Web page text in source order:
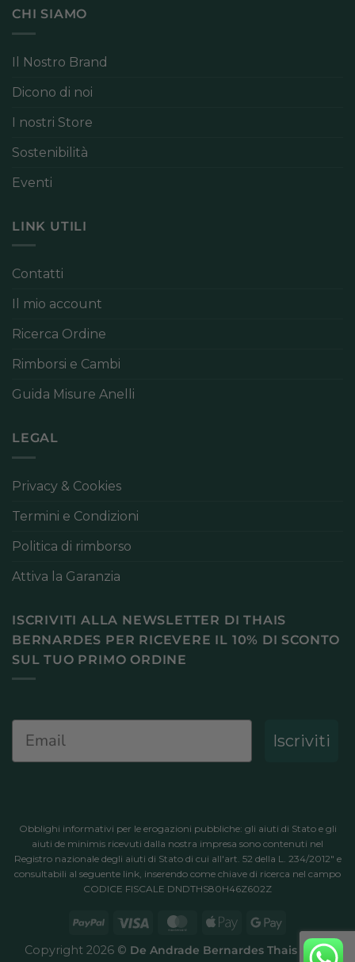
CHI SIAMO
Il Nostro Brand
Dicono di noi
I nostri Store
Sostenibilità
Eventi
LINK UTILI
Contatti
Il mio account
Ricerca Ordine
Rimborsi e Cambi
Guida Misure Anelli
LEGAL
Privacy & Cookies
Termini e Condizioni
Politica di rimborso
Attiva la Garanzia
ISCRIVITI ALLA NEWSLETTER DI THAIS
BERNARDES PER RICEVERE IL 10% DI SCONTO
SUL TUO PRIMO ORDINE
Email
Iscriviti
Obblighi informativi per le erogazioni pubbliche: gli aiuti di Stato e gli
aiuti de minimis ricevuti dalla nostra impresa sono contenuti nel
Registro nazionale degli aiuti di Stato di cui all'art. 52 della L. 234/2012" e
consultabili al seguente link , inserendo come chiave di ricerca nel campo
CODICE FISCALE DNDTHS80H46Z602Z
PayPal Visa MasterCard
Apple
Google
Copyright 2026 © De Andrade Bernardes Thais P.IVA